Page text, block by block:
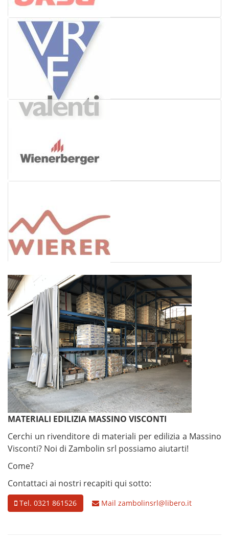
MATERIALI EDILIZIA MASSINO VISCONTI
Cerchi un rivenditore di materiali per edilizia a Massino
Visconti? Noi di Zambolin srl possiamo aiutarti!
Come?
Contattaci ai nostri recapiti qui sotto:
Tel. 0321 861526 Mail zambolinsrl@libero.it